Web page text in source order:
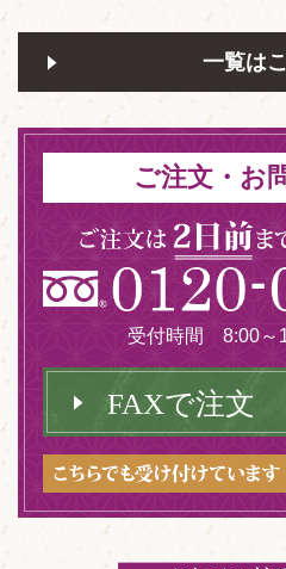
一覧は
ご注文・お
受付時間 8:00～
FAXで注文